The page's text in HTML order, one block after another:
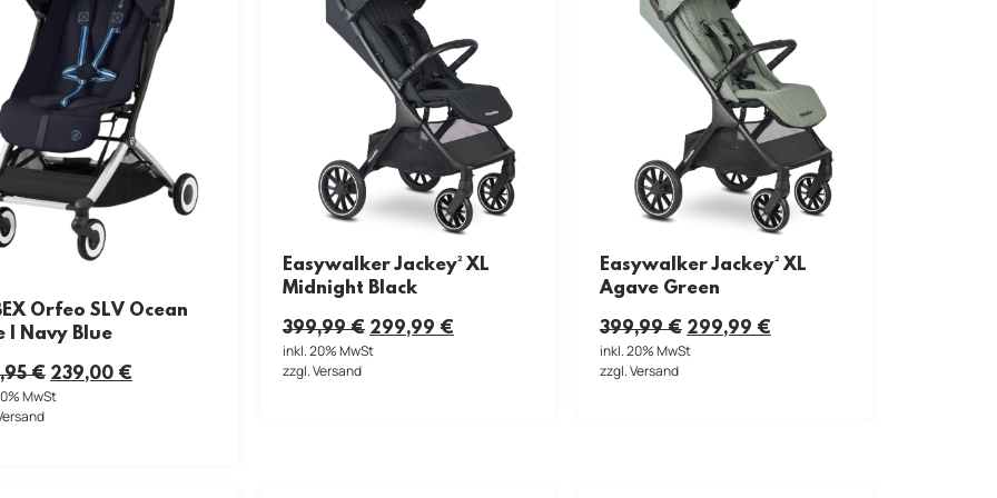
Orfeo SLV Ocean
| Navy Blue
€ 239,00 €
MwSt
Easywalker Jackey² XL
Midnight Black
399,99€ 299,99 €
inkl. 20% MwSt
zzgl. Versand
Easywalker Jackey² XL
Agave Green
399,99€ 299,99 €
inkl. 20% MwSt
zzgl. Versand